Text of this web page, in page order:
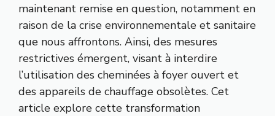
maintenant remise en question, notamment en
raison de la crise environnementale et sanitaire
que nous affrontons. Ainsi, des mesures
restrictives émergent, visant à interdire
l’utilisation des cheminées à foyer ouvert et
des appareils de chauffage obsolètes. Cet
article explore cette transformation